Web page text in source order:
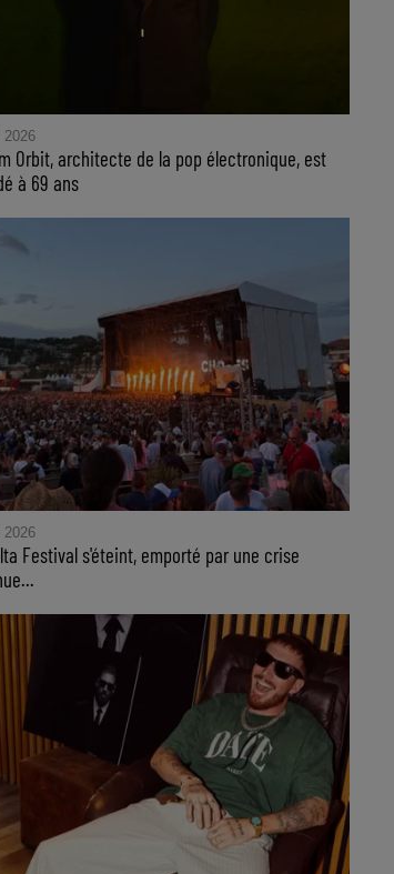
2026
Orbit, architecte de la pop électronique, est
à 69 ans
2026
Festival s'éteint, emporté par une crise